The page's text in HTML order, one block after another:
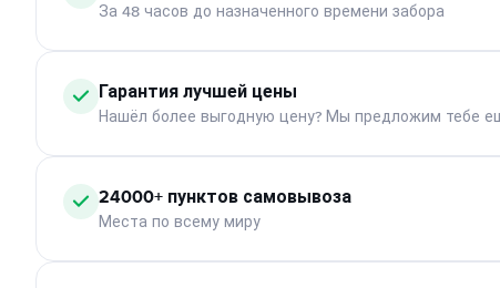
За 48 часов до назначенного времени забора
Гарантия лучшей цены
Нашёл более выгодную цену? Мы предложим тебе
24000+ пунктов самовывоза
Места по всему миру